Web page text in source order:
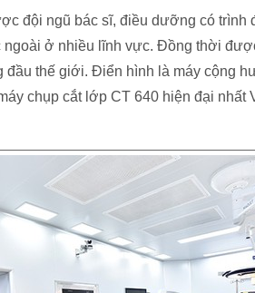
đội ngũ bác sĩ, điều dưỡng có trình
ngoài ở nhiều lĩnh vực. Đồng thời
đầu thế giới. Điển hình là máy cộng
chụp cắt lớp CT 640 hiện đại nhất